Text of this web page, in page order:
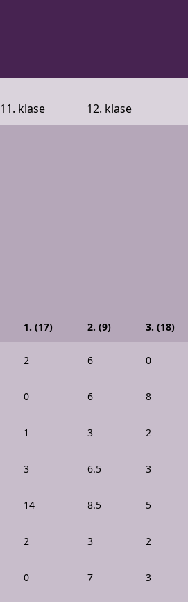
11. klase 12. klase
1. (17) 2. (9) 3. (18)
2 6 0
0 6 8
1 3 2
3 6.5 3
14 8.5 5
2 3 2
0 7 3